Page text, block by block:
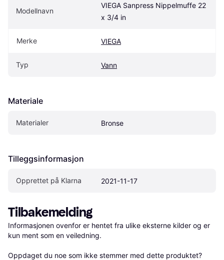
Modellnavn
VIEGA Sanpress Nippelmuffe 22
x 3/4 in
Merke VIEGA
Typ Vann
Materiale
Materialer Bronse
Tilleggsinformasjon
Opprettet på Klarna 2021-11-17
Tilbakemelding
Informasjonen ovenfor er hentet fra ulike eksterne kilder og er
kun ment som en veiledning.
Oppdaget du noe som ikke stemmer med dette produktet?